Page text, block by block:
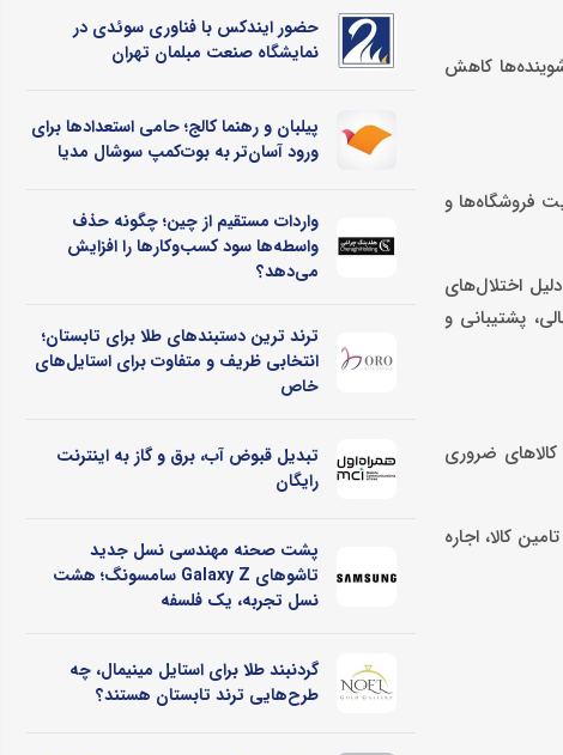
کاهش
فروشگاه‌ها و
بود. در هفته اول بحران، بیش از ۳۰ هزار سفارش به دلیل اختلال‌های
پشتیبانی و
ضروری
کالا، اجاره
حضور ایندکس با فناوری سوئدی در
نمایشگاه صنعت مبلمان تهران
پیلبان و رهنما کالج؛ حامی استعدادها برای
ورود آسان‌تر به بوت‌کمپ سوشال مدیا
واردات مستقیم از چین؛ چگونه حذف
واسطه‌ها سود کسب‌وکارها را افزایش
می‌دهد؟
ترند ترین دستبندهای طلا برای تابستان؛
انتخابی ظریف و متفاوت برای استایل‌های
خاص
تبدیل قبوض آب، برق و گاز به اینترنت
رایگان
پشت صحنه مهندسی نسل جدید
تاشوهای Galaxy Z سامسونگ؛ هشت
نسل تجربه، یک فلسفه
گردنبند طلا برای استایل مینیمال، چه
طرح‌هایی ترند تابستان هستند؟